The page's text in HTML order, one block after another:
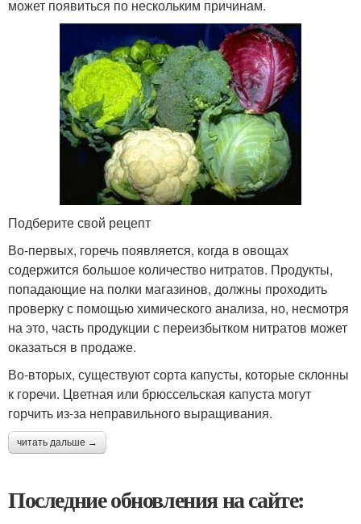
может появиться по нескольким причинам.
Подберите свой рецепт
Во-первых, горечь появляется, когда в овощах
содержится большое количество нитратов. Продукты,
попадающие на полки магазинов, должны проходить
проверку с помощью химического анализа, но, несмотря
на это, часть продукции с переизбытком нитратов может
оказаться в продаже.
Во-вторых, существуют сорта капусты, которые склонны
к горечи. Цветная или брюссельская капуста могут
горчить из-за неправильного выращивания.
читать дальше →
Последние обновления на сайте: